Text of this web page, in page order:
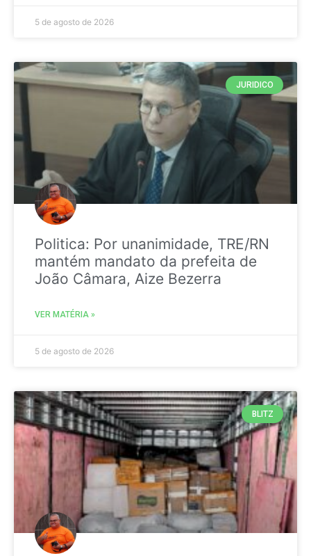
5 de agosto de 2026
JURIDICO
Politica: Por unanimidade, TRE/RN
mantém mandato da prefeita de
João Câmara, Aize Bezerra
VER MATÉRIA »
5 de agosto de 2026
BLITZ